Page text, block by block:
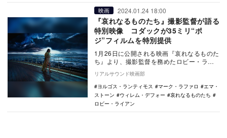
映画 2024.01.24 18:00
『哀れなるものたち』撮影監督が語る
特別映像 コダックが35ミリ“ポ
ジ”フィルムを特別提供
1月26日に公開される映画『哀れなるものた
ち』より、撮影監督を務めたロビー・ライ
アンの特別映像が公開された。 本作は、
日本で…
リアルサウンド映画部
ヨルゴス・ランティモス
マーク・ラファロ
エマ・
ストーン
ウィレム・デフォー
哀れなるものたち
ロビー・ライアン